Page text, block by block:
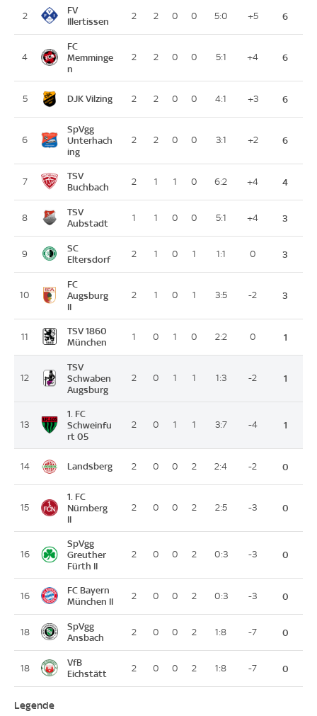
2
FV
Illertissen
2 2 0 0 5:0 +5 6
4
FC
Memminge
n
2 2 0 0 5:1 +4 6
5 DJK Vilzing 2 2 0 0 4:1 +3 6
6
SpVgg
Unterhach
ing
2 2 0 0 3:1 +2 6
7
TSV
Buchbach
2 1 1 0 6:2 +4 4
8
TSV
Aubstadt
1 1 0 0 5:1 +4 3
9
SC
Eltersdorf
2 1 0 1 1:1 0 3
10
FC
Augsburg
II
2 1 0 1 3:5 -2 3
11
TSV 1860
München
1 0 1 0 2:2 0 1
12
TSV
Schwaben
Augsburg
2 0 1 1 1:3 -2 1
13
1. FC
Schweinfu
rt 05
2 0 1 1 3:7 -4 1
14 Landsberg 2 0 0 2 2:4 -2 0
15
1. FC
Nürnberg
II
2 0 0 2 2:5 -3 0
16
SpVgg
Greuther
Fürth II
2 0 0 2 0:3 -3 0
16
FC Bayern
München II
2 0 0 2 0:3 -3 0
18
SpVgg
Ansbach
2 0 0 2 1:8 -7 0
18
VfB
Eichstätt
2 0 0 2 1:8 -7 0
Legende